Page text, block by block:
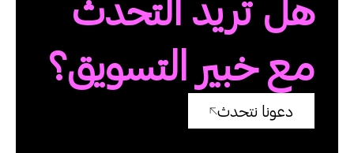
هل تريد التحدث
مع خبير التسويق؟
دعونا نتحدث